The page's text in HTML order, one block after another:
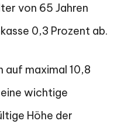
von 65 Jahren
0,3 Prozent ab.
auf maximal 10,8
wichtige
Höhe der